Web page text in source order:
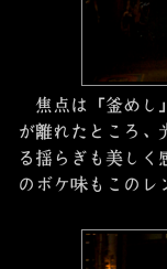
焦点は「釜めし
が離れたところ、
る揺らぎも美しく
のボケ味もこのレ